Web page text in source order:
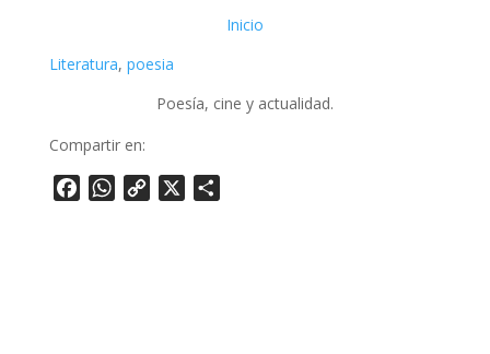
Inicio
Literatura, poesia
Poesía, cine y actualidad.
Compartir en:
FacebookWhatsApp
Copy